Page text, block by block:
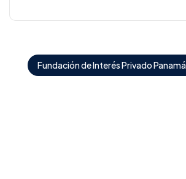
Fundación de Interés Privado Panamá